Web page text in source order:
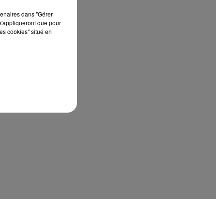
dans "Gérer
que pour
cookies" situé en